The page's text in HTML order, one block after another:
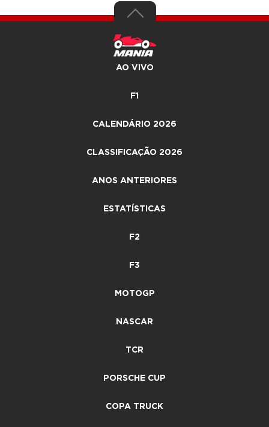
AO VIVO
F1
CALENDÁRIO 2026
CLASSIFICAÇÃO 2026
ANOS ANTERIORES
ESTATÍSTICAS
F2
F3
MOTOGP
NASCAR
TCR
PORSCHE CUP
COPA TRUCK